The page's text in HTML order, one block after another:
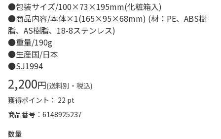
●包装サイズ/100×73×195mm(化粧箱入)
●商品内容/本体×1(165×95×68mm) (材：PE、ABS樹
脂、AS樹脂、18-8ステンレス)
●重量/190g
●生産国/日本
●SJ1994
2,200円(送料別・税込)
獲得ポイント： 22 pt
商品番号
6148925237
数量